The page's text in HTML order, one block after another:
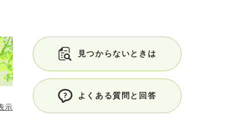
示
見つからないときは
よくある質問と回答